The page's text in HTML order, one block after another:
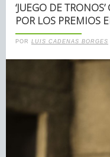
‘JUEGO DE
POR LOS PREMIOS
POR LUIS CADENAS BORGES